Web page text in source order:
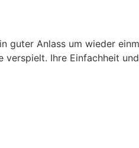
guter Anlass um wieder
verspielt. Ihre Einfachheit